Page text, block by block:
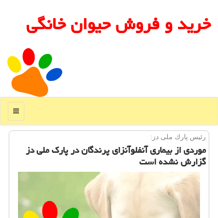
خرید و فروش حیوان خانگی
منو
رئیس پارك ملی دز:
موردی از بیماری آنفلوآنزای پرندگان در پارك ملی دز
گزارش نشده است